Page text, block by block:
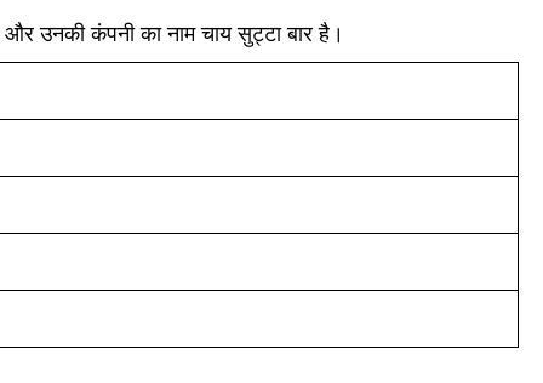
उनकी कंपनी का नाम चाय सुट्टा बार है।